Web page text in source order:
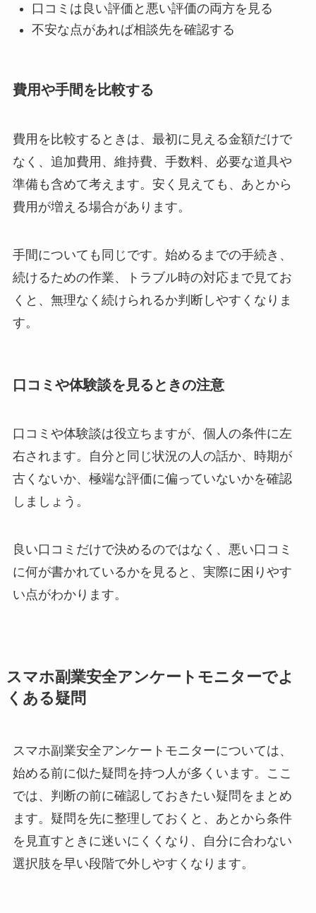
口コミは良い評価と悪い評価の両方を見る
不安な点があれば相談先を確認する
費用や手間を比較する
費用を比較するときは、最初に見える金額だけで
なく、追加費用、維持費、手数料、必要な道具や
準備も含めて考えます。安く見えても、あとから
費用が増える場合があります。
手間についても同じです。始めるまでの手続き、
続けるための作業、トラブル時の対応まで見てお
くと、無理なく続けられるか判断しやすくなりま
す。
口コミや体験談を見るときの注意
口コミや体験談は役立ちますが、個人の条件に左
右されます。自分と同じ状況の人の話か、時期が
古くないか、極端な評価に偏っていないかを確認
しましょう。
良い口コミだけで決めるのではなく、悪い口コミ
に何が書かれているかを見ると、実際に困りやす
い点がわかります。
スマホ副業安全アンケートモニターでよ
くある疑問
スマホ副業安全アンケートモニターについては、
始める前に似た疑問を持つ人が多くいます。ここ
では、判断の前に確認しておきたい疑問をまとめ
ます。疑問を先に整理しておくと、あとから条件
を見直すときに迷いにくくなり、自分に合わない
選択肢を早い段階で外しやすくなります。